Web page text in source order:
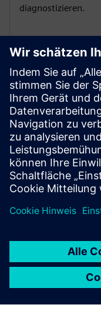
diagnostizieren.
Analysieren
Verkehr
Erfassen Sie PNIO-
und handeln Sie,
beeinträchtigen,